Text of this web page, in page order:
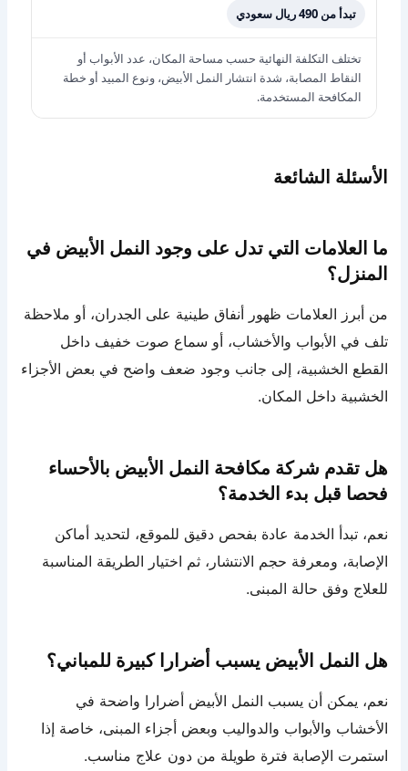
تبدأ من 490 ريال سعودي
تختلف التكلفة النهائية حسب مساحة المكان، عدد الأبواب أو
النقاط المصابة، شدة انتشار النمل الأبيض، ونوع المبيد أو خطة
المكافحة المستخدمة.
الأسئلة الشائعة
ما العلامات التي تدل على وجود النمل الأبيض في
المنزل؟
من أبرز العلامات ظهور أنفاق طينية على الجدران، أو ملاحظة
تلف في الأبواب والأخشاب، أو سماع صوت خفيف داخل
القطع الخشبية، إلى جانب وجود ضعف واضح في بعض الأجزاء
الخشبية داخل المكان.
هل تقدم شركة مكافحة النمل الأبيض بالأحساء
فحصا قبل بدء الخدمة؟
نعم، تبدأ الخدمة عادة بفحص دقيق للموقع، لتحديد أماكن
الإصابة، ومعرفة حجم الانتشار، ثم اختيار الطريقة المناسبة
للعلاج وفق حالة المبنى.
هل النمل الأبيض يسبب أضرارا كبيرة للمباني؟
نعم، يمكن أن يسبب النمل الأبيض أضرارا واضحة في
الأخشاب والأبواب والدواليب وبعض أجزاء المبنى، خاصة إذا
استمرت الإصابة فترة طويلة من دون علاج مناسب.